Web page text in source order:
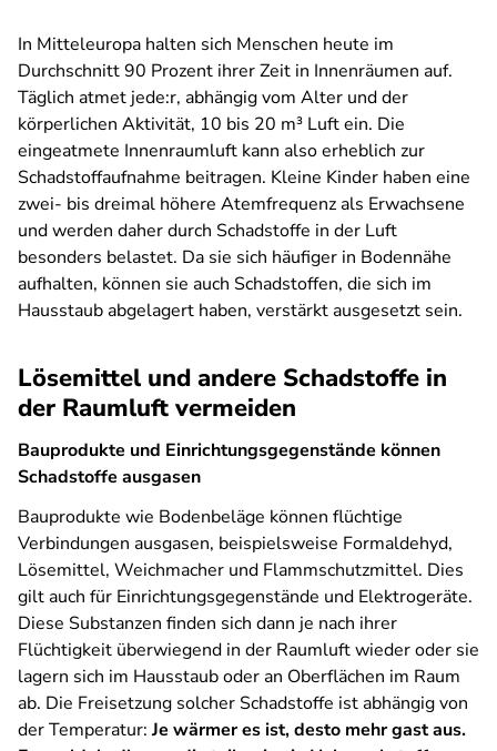
In Mitteleuropa halten sich Menschen heute im
Durchschnitt 90 Prozent ihrer Zeit in Innenräumen auf.
Täglich atmet jede:r, abhängig vom Alter und der
körperlichen Aktivität, 10 bis 20 m³ Luft ein. Die
eingeatmete Innenraumluft kann also erheblich zur
Schadstoffaufnahme beitragen. Kleine Kinder haben eine
zwei- bis dreimal höhere Atemfrequenz als Erwachsene
und werden daher durch Schadstoffe in der Luft
besonders belastet. Da sie sich häufiger in Bodennähe
aufhalten, können sie auch Schadstoffen, die sich im
Hausstaub abgelagert haben, verstärkt ausgesetzt sein.
Lösemittel und andere Schadstoffe in
der Raumluft vermeiden
Bauprodukte und Einrichtungsgegenstände können
Schadstoffe ausgasen
Bauprodukte wie Bodenbeläge können flüchtige
Verbindungen ausgasen, beispielsweise Formaldehyd,
Lösemittel, Weichmacher und Flammschutzmittel. Dies
gilt auch für Einrichtungsgegenstände und Elektrogeräte.
Diese Substanzen finden sich dann je nach ihrer
Flüchtigkeit überwiegend in der Raumluft wieder oder sie
lagern sich im Hausstaub oder an Oberflächen im Raum
ab. Die Freisetzung solcher Schadstoffe ist abhängig von
der Temperatur: Je wärmer es ist, desto mehr gast aus.